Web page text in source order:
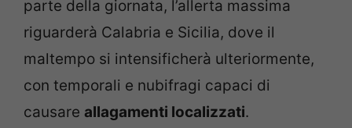
parte della giornata, l’allerta massima
riguarderà Calabria e Sicilia, dove il
maltempo si intensificherà ulteriormente,
con temporali e nubifragi capaci di
causare allagamenti localizzati.